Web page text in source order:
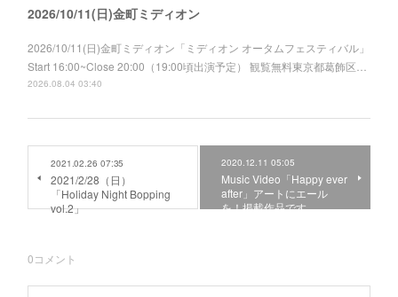
2026/10/11(日)金町ミディオン
2026/10/11(日)金町ミディオン「ミディオン オータムフェスティバル」
Start 16:00~Close 20:00（19:00頃出演予定） 観覧無料東京都葛飾区…
2026.08.04 03:40
2021.02.26 07:35
2021/2/28（日）
「Holiday Night Bopping
vol.2」
2020.12.11 05:05
Music Video「Happy ever
after」アートにエール
を！掲載作品です。
0コメント